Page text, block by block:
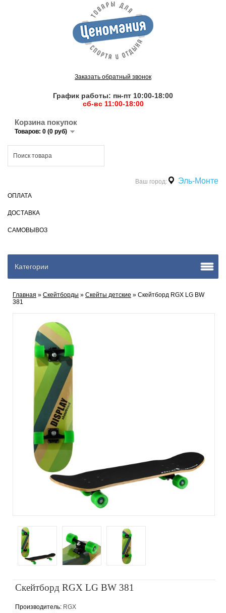
Заказать обратный звонок
График работы: пн-пт 10:00-18:00
сб-вс 11:00-18:00
Корзина покупок
Товаров: 0 (0 руб)
Ваш город: Эль-Монте
ОПЛАТА
ДОСТАВКА
САМОВЫВОЗ
Категории
Главная » Скейтборды » Скейты детские » Скейтборд RGX LG BW
381
Скейтборд RGX LG BW 381
Производитель: RGX